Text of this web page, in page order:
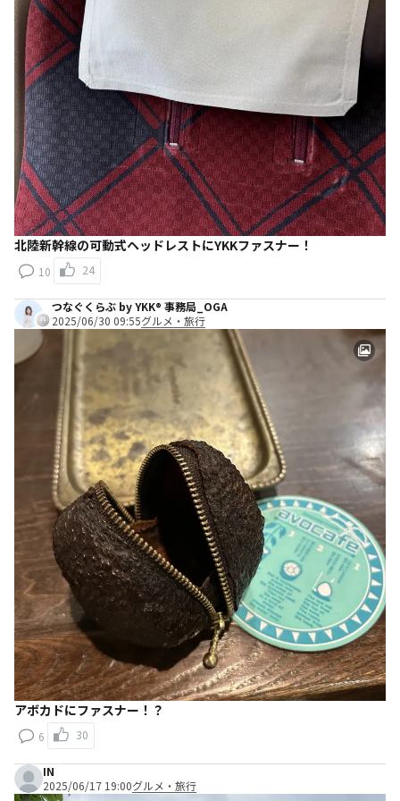
北陸新幹線の可動式ヘッドレストにYKKファスナー！
10 24
つなぐくらぶ by YKK® 事務局_OGA
2025/06/30 09:55グルメ・旅行
アボカドにファスナー！？
6 30
IN
2025/06/17 19:00グルメ・旅行